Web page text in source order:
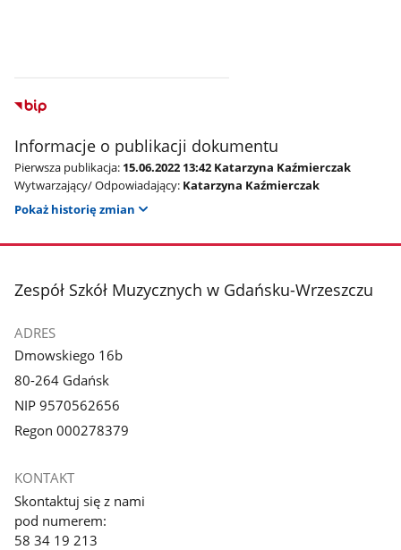
Informacje o publikacji dokumentu
Pierwsza publikacja: 15.06.2022 13:42 Katarzyna Kaźmierczak
Wytwarzający/ Odpowiadający: Katarzyna Kaźmierczak
Pokaż historię zmian
stopka
Zespół Szkół Muzycznych w Gdańsku-Wrzeszczu
ADRES
Dmowskiego 16b
80-264 Gdańsk
NIP 9570562656
Regon 000278379
KONTAKT
Skontaktuj się z nami
pod numerem:
58 34 19 213